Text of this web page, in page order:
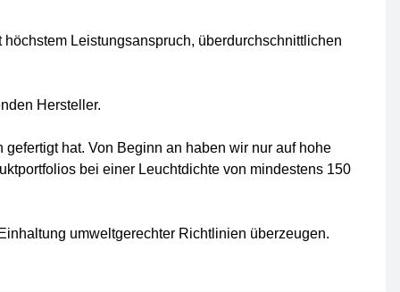
Leistungsanspruch, überdurchschnittlichen
Hersteller.
hat. Von Beginn an haben wir nur auf hohe
bei einer Leuchtdichte von mindestens 150
umweltgerechter Richtlinien überzeugen.